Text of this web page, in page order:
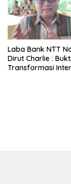
Laba Bank NTT
Dirut Charlie :
Transformasi